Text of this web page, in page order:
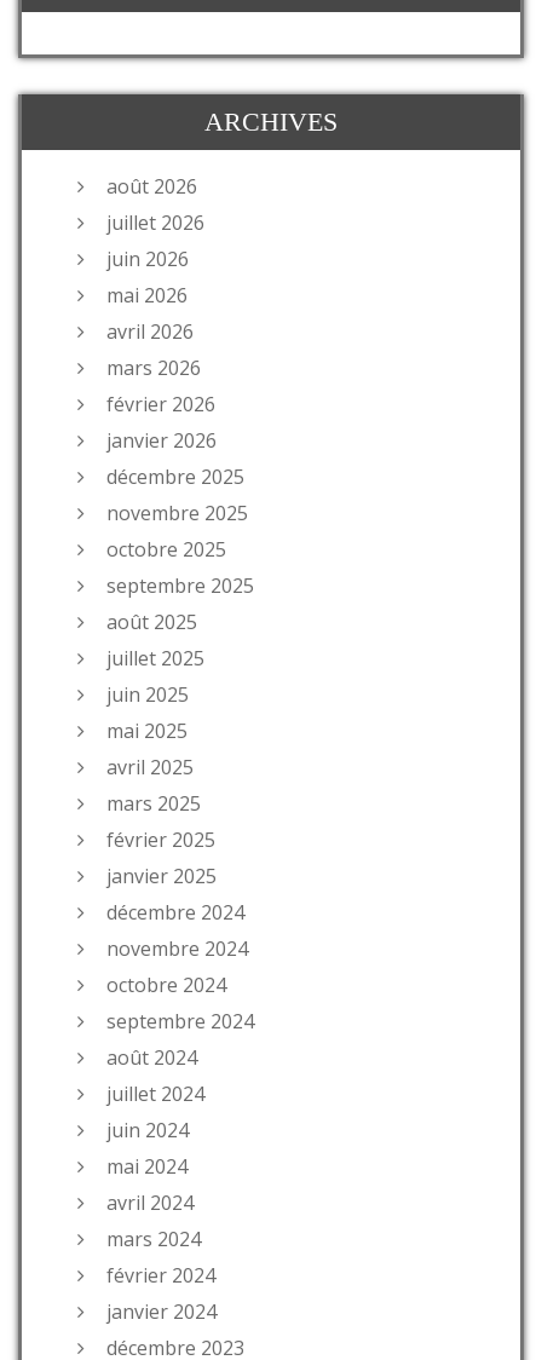
ARCHIVES
août 2026
juillet 2026
juin 2026
mai 2026
avril 2026
mars 2026
février 2026
janvier 2026
décembre 2025
novembre 2025
octobre 2025
septembre 2025
août 2025
juillet 2025
juin 2025
mai 2025
avril 2025
mars 2025
février 2025
janvier 2025
décembre 2024
novembre 2024
octobre 2024
septembre 2024
août 2024
juillet 2024
juin 2024
mai 2024
avril 2024
mars 2024
février 2024
janvier 2024
décembre 2023